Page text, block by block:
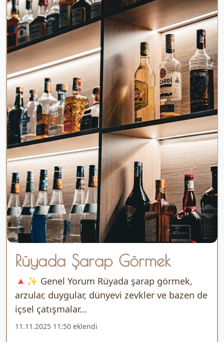
Rüyada Şarap Görmek
🔺✨ Genel Yorum Rüyada şarap görmek,
arzular, duygular, dünyevi zevkler ve bazen de
içsel çatışmalar...
11.11.2025 11:50 eklendi